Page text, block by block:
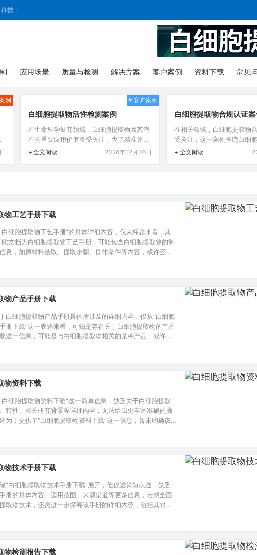
技！
应用场景 质量与检测 解决方案 客户案例 资料下载 常见
例 # 客户案例
白细胞提取物活性检测案例
在生命科学研究领域，白细胞提取物因其潜
在的重要应用价值备受关注，为了精准评估
其性能与功效，开展科学严谨的活性检测至
期，研究人员精心准备了一系列样本，选取
健康人体的白细胞作为基础来源，经过严格
的分离与提取
+ 全文阅读 2026年02月06日
白细胞提取物合规认证案
在相关领域，白细胞提取物
受关注，这一案例围绕白细
涉及从提取过程到质量检测
因其在诸多研究和潜在应用
+ 全文阅读
物工艺手册下载
白细胞提取物工艺手册”的具体详细内容，仅从标题来看，其
此文档为白细胞提取物工艺手册，可能包含白细胞提取物的制
息，如原材料选取、提取步骤、操作条件等内容，或许还涉
物产品手册下载
白细胞提取物产品手册具体所涉及的详细内容，仅从“白细胞
册下载”这一表述来看，可知是存在关于白细胞提取物的产品
这一信息，可能是与白细胞提取物相关的某种产品，或许涉
物资料下载
白细胞提取物资料下载”这一简单信息，缺乏关于白细胞提取
特性、相关研究背景等详细内容，无法给出更丰富准确的摘
为：提供了“白细胞提取物资料下载”这一信息，暂未明确该
物技术手册下载
“白细胞提取物技术手册下载”展开，但仅这简短表述，缺乏
册的具体内容、适用范围、来源渠道等更多信息，若想全面
取物技术，还需进一步探寻该手册的详细内容，包括其对白
物检测报告下载